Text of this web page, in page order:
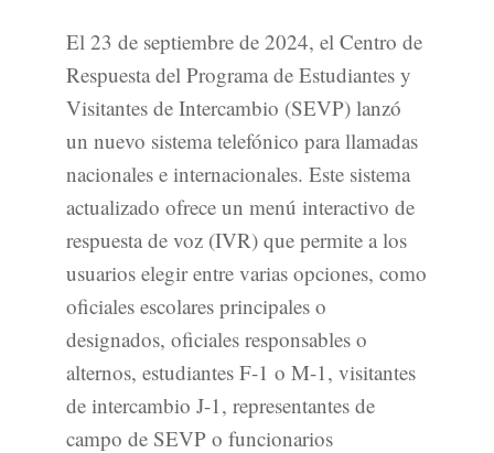
El 23 de septiembre de 2024, el Centro de
Respuesta del Programa de Estudiantes y
Visitantes de Intercambio (SEVP) lanzó
un nuevo sistema telefónico para llamadas
nacionales e internacionales. Este sistema
actualizado ofrece un menú interactivo de
respuesta de voz (IVR) que permite a los
usuarios elegir entre varias opciones, como
oficiales escolares principales o
designados, oficiales responsables o
alternos, estudiantes F-1 o M-1, visitantes
de intercambio J-1, representantes de
campo de SEVP o funcionarios